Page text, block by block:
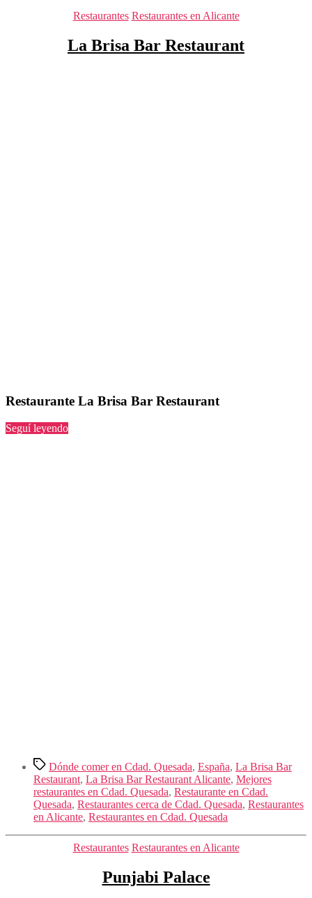
Categorías
Restaurantes Restaurantes en Alicante
La Brisa Bar Restaurant
Restaurante La Brisa Bar Restaurant
Seguí leyendo“La
Etiquetas
Dónde comer en Cdad. Quesada, España, La Brisa Bar
Restaurant, La Brisa Bar Restaurant Alicante, Mejores
restaurantes en Cdad. Quesada, Restaurante en Cdad.
Quesada, Restaurantes cerca de Cdad. Quesada, Restaurantes
en Alicante, Restaurantes en Cdad. Quesada
Categorías
Restaurantes Restaurantes en Alicante
Punjabi Palace